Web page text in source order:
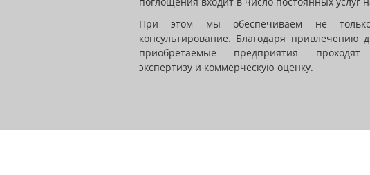
При этом мы обеспечиваем не
консультирование. Благодаря привлечению
приобретаемые предприятия проходят
экспертизу и коммерческую оценку.